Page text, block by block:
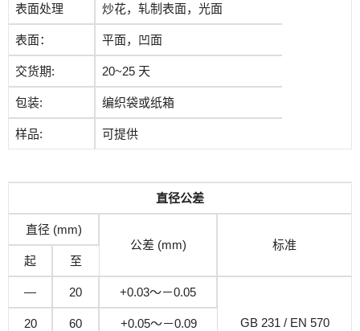
表面处理 炒花，轧制表面，光面
表面： 平面，凹面
交货期: 20~25 天
包装: 编织袋或纸箱
样品: 可提供
直径公差
直径 (mm)
公差 (mm)
标准
起
至
— 20 +0.03～－0.05
GB 231 / EN 570
20 60 +0.05～－0.09